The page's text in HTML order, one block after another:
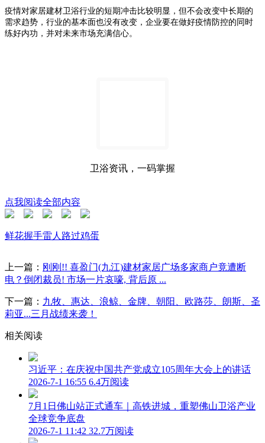
疫情对家居建材卫浴行业的短期冲击比较明显，但不会改变中长期的
需求趋势，行业的基本面也没有改变，企业要在做好疫情防控的同时
练好内功，并对未来市场充满信心。
卫浴资讯，一码掌握
点我阅读全部内容
鲜花握手雷人 路过鸡蛋
上一篇： 刚刚!! 喜盈门(九江)建材家居广场多家商户竟遭断
电？倒闭裁员! 市场一片哀嚎, 背后原 ...
下一篇： 九牧、惠达、浪鲸、金牌、朝阳、欧路莎、朗斯、圣
莉亚...三月战绩来袭！
相关阅读
习近平：在庆祝中国共产党成立105周年大会上的讲话
2026-7-1 16:55 6.4万阅读
7月1日佛山站正式通车｜高铁进城，重塑佛山卫浴产业
全球竞争底盘
2026-7-1 11:42 32.7万阅读